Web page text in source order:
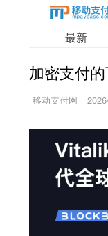
最新
加密支付
移动支付网